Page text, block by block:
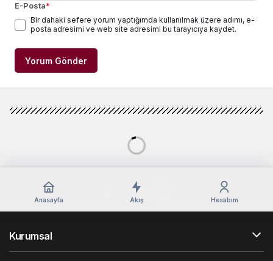
E-Posta*
Bir dahaki sefere yorum yaptığımda kullanılmak üzere adımı, e-
posta adresimi ve web site adresimi bu tarayıcıya kaydet.
Yorum Gönder
Anasayfa Akış Hesabım
Kurumsal